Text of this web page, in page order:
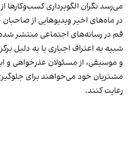
می‌رسد نگران الگوبرداری کسب‌وکارها
در ماه‌های اخیر ویدیوهایی از
قم در رسانه‌های اجتماعی منتشر
شبیه به اعتراف اجباری یا به دلیل
و موسیقی، از مسئولان عذرخواهی و
مشتریان خود می‌خواهند برای
رعایت کنند.